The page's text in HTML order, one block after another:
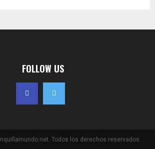
FOLLOW US
Todos los derechos reservados